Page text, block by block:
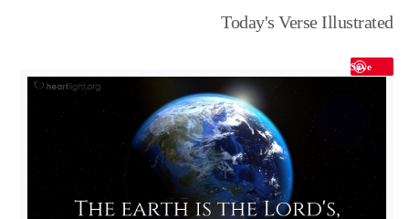
Today's Verse Illustrated
Save